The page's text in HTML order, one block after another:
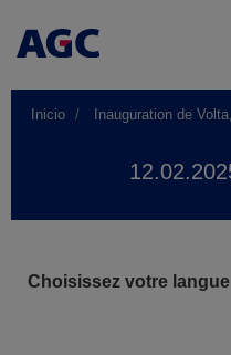
Inicio Inauguration de
Choisissez votre langue